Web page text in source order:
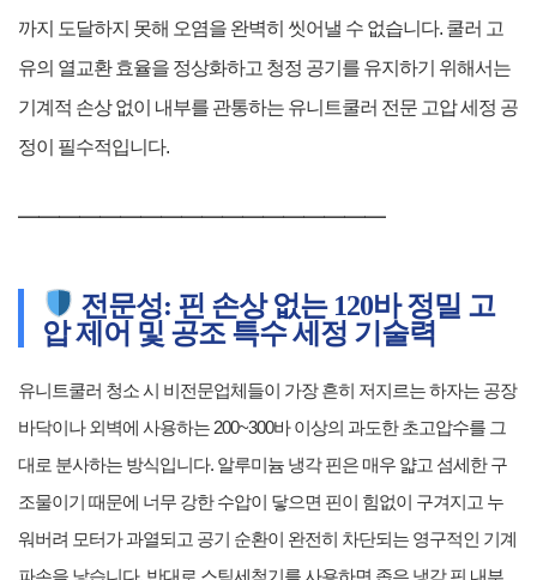
까지 도달하지 못해 오염을 완벽히 씻어낼 수 없습니다. 쿨러 고
유의 열교환 효율을 정상화하고 청정 공기를 유지하기 위해서는
기계적 손상 없이 내부를 관통하는 유니트쿨러 전문 고압 세정 공
정이 필수적입니다.
━━━━━━━━━━━━━━━━━━
전문성: 핀 손상 없는 120바 정밀 고
압 제어 및 공조 특수 세정 기술력
유니트쿨러 청소 시 비전문업체들이 가장 흔히 저지르는 하자는 공장
바닥이나 외벽에 사용하는 200~300바 이상의 과도한 초고압수를 그
대로 분사하는 방식입니다. 알루미늄 냉각 핀은 매우 얇고 섬세한 구
조물이기 때문에 너무 강한 수압이 닿으면 핀이 힘없이 구겨지고 누
워버려 모터가 과열되고 공기 순환이 완전히 차단되는 영구적인 기계